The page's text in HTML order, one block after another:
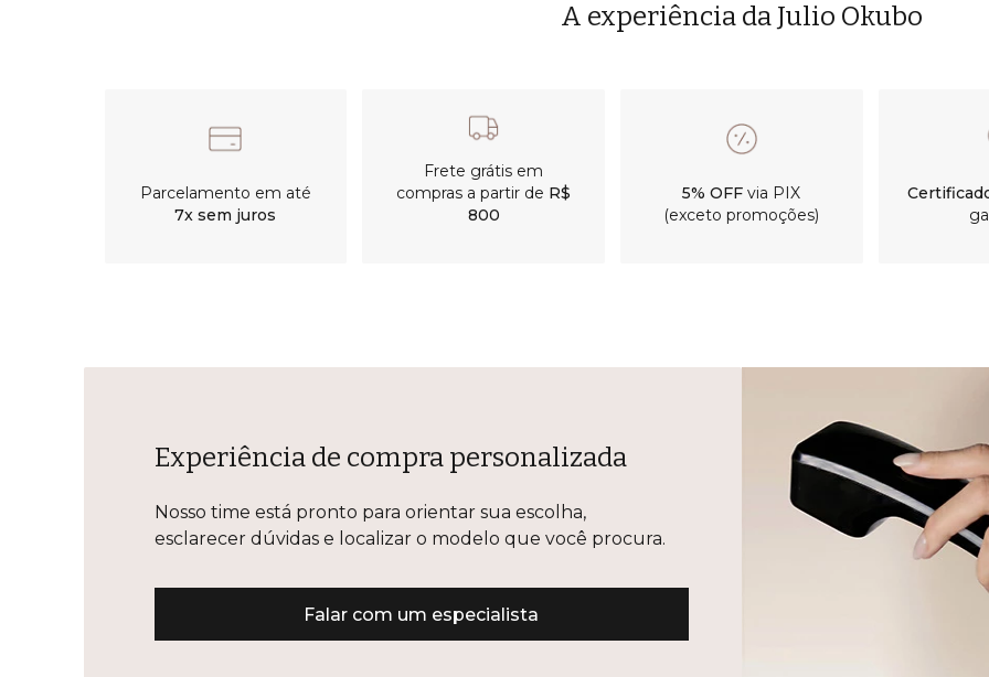
A experiência da Julio Okubo
Parcelamento em até
7x sem juros
Frete grátis em
compras a partir de R$
800
5% OFF via PIX
(exceto promoções)
Experiência de compra personalizada
Nosso time está pronto para orientar sua escolha,
esclarecer dúvidas e localizar o modelo que você procura.
Falar com um especialista